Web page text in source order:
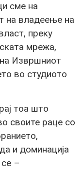
сме на
на владеење на
преку
мрежа,
Извршниот
во студиото
тоа што
своите раце со
и доминација
–